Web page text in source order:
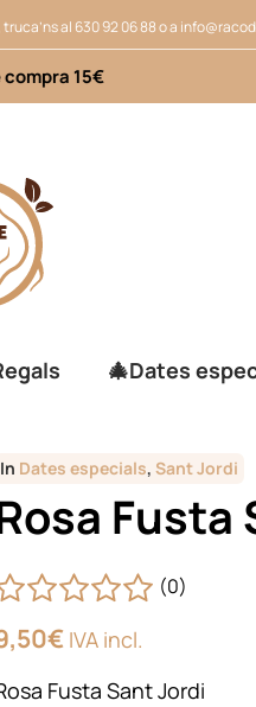
al 630 92 06 88o a
15€
🎄Dates
In Dates especials, Sant Jordi
Fusta
(0)
€IVA incl.
Fusta Sant Jordi